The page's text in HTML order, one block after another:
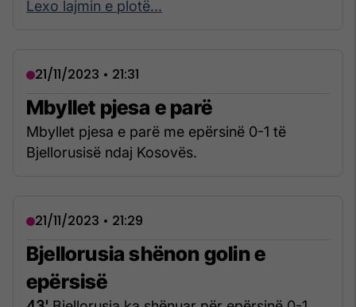
Lexo lajmin e plotë...
21/11/2023 • 21:31
Mbyllet pjesa e parë
Mbyllet pjesa e parë me epërsinë 0-1 të
Bjellorusisë ndaj Kosovës.
21/11/2023 • 21:29
Bjellorusia shënon golin e
epërsisë